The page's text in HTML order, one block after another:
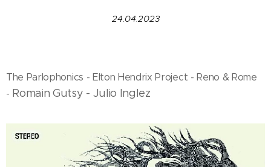
24.04.2023
The Parlophonics - Elton Hendrix Project - Reno & Rome
- Romain Gutsy - Julio Inglez